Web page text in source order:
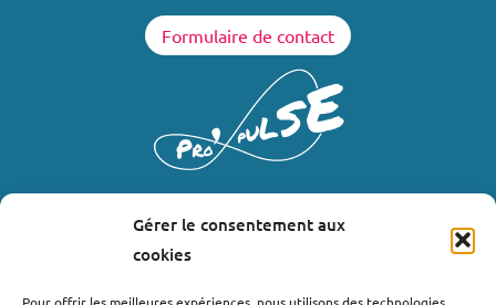
Gérer le consentement aux
cookies
Formulaire de contact
Où nous trouver ?